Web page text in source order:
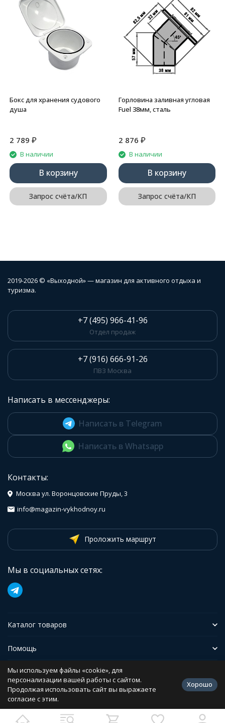
Бокс для хранения судового
душа
2 789 ₽
В наличии
В корзину
Запрос счёта/КП
Горловина заливная угловая
Fuel 38мм, сталь
2 876 ₽
В наличии
В корзину
Запрос счёта/КП
2019-2026 © «Выходной» — магазин для активного отдыха и
туризма.
+7 (495) 966-41-96
Отдел продаж
+7 (916) 666-91-26
ПВЗ Москва
Написать в мессенджеры:
Написать в Telegram
Написать в Whatsapp
Контакты:
Москва ул. Воронцовские Пруды, 3
info@magazin-vykhodnoy.ru
Проложить маршрут
Мы в социальных сетях:
Каталог товаров
Помощь
Иформация
Политика персональных данных
Разработано в
bodysite.ru
Мы используем файлы «cookie», для
персонализации вашей работы с сайтом.
Продолжая использовать сайт вы выражаете
согласие с этим.
Хорошо